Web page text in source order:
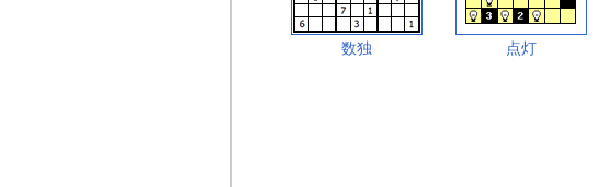
数独 点灯